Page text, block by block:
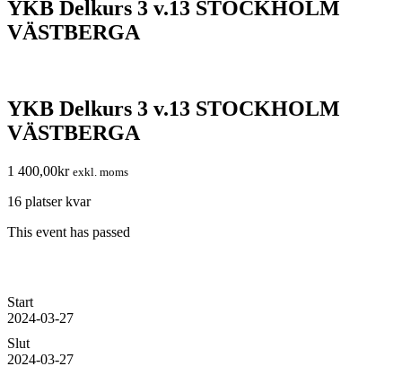
YKB Delkurs 3 v.13 STOCKHOLM
VÄSTBERGA
YKB Delkurs 3 v.13 STOCKHOLM
VÄSTBERGA
1 400,00kr exkl. moms
16 platser kvar
This event has passed
Start
2024-03-27
Slut
2024-03-27